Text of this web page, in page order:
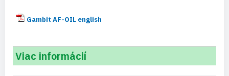
Gambit AF-OIL english
Viac informácií